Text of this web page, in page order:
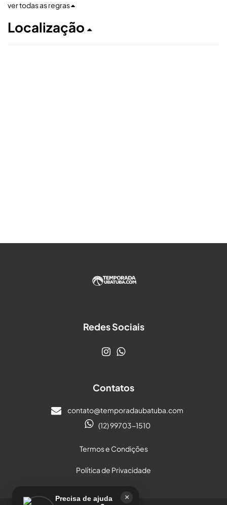
×
Precisa de ajuda
ver todas as regras
Localização
Redes Sociais
Contatos
contato@temporadaubatuba.com
(12) 99703-1510
Termos e Condições
Política de Privacidade